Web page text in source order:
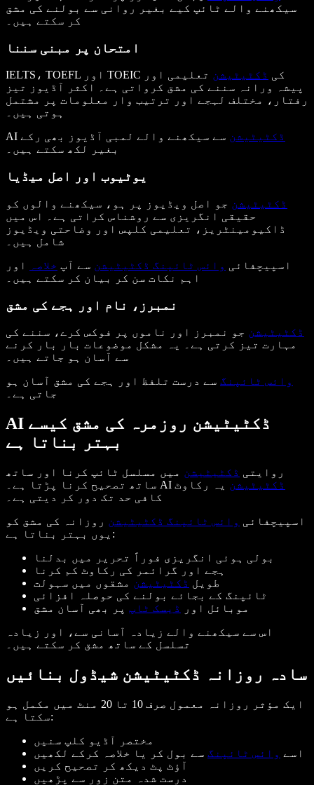
سیکھنے والے ٹائپ کیے بغیر روانی سے بولنے کی مشق
کر سکتے ہیں۔
امتحان پر مبنی سننا
IELTS، TOEFL اور TOEIC کی ڈکٹیٹیشن تعلیمی اور
پیشہ ورانہ سننے کی مشق کرواتی ہے۔ اکثر آڈیوز تیز
رفتار، مختلف لہجے اور ترتیب وار معلومات پر مشتمل
ہوتی ہیں۔
AI
ڈکٹیٹیشن سے سیکھنے والے لمبی آڈیوز بھی رکے
بغیر لکھ سکتے ہیں۔
یوٹیوب اور اصل میڈیا
ڈکٹیٹیشن جو اصل ویڈیوز پر ہو، سیکھنے والوں کو
حقیقی انگریزی سے روشناس کراتی ہے۔ اس میں
ڈاکیومینٹریز، تعلیمی کلپس اور وضاحتی ویڈیوز
شامل ہیں۔
اسپیچفائی وائس ٹائپنگ ڈکٹیٹیشن سے آپ خلاصہ
اور
اہم نکات سن کر بیان کر سکتے ہیں۔
نمبرز، نام اور ہجے کی مشق
ڈکٹیٹیشن جو نمبرز اور ناموں پر فوکس کرے، سننے کی
مہارت تیز کرتی ہے۔ یہ مشکل موضوعات بار بار کرنے
سے آسان ہو جاتے ہیں۔
وائس ٹائپنگ سے درست تلفظ اور ہجے کی مشق آسان ہو
جاتی ہے۔
AI ڈکٹیٹیشن روزمرہ کی مشق کیسے
بہتر بناتا ہے
روایتی ڈکٹیٹیشن میں مسلسل ٹائپ کرنا اور ساتھ
ساتھ تصحیح کرنا پڑتا ہے۔ AI
ڈکٹیٹیشن یہ رکاوٹ
کافی حد تک دور کر دیتی ہے۔
اسپیچفائی وائس ٹائپنگ ڈکٹیٹیشن روزانہ کی مشق کو
یوں بہتر بناتا ہے:
بولی ہوئی انگریزی فوراً تحریر میں بدلنا
ہجے اور گرائمر کی رکاوٹ کم کرنا
طویل ڈکٹیٹیشن مشقوں میں سہولت
ٹائپنگ کے بجائے بولنے کی حوصلہ افزائی
موبائل اور
ڈیسک ٹاپ پر بھی آسان مشق
اس سے سیکھنے والے زیادہ آسانی سے، اور زیادہ
تسلسل کے ساتھ مشق کر سکتے ہیں۔
سادہ روزانہ ڈکٹیٹیشن شیڈول بنائیں
ایک مؤثر روزانہ معمول صرف 10 تا 20 منٹ میں مکمل ہو
سکتا ہے:
مختصر آڈیو کلپ سنیں
اسے وائس ٹائپنگ سے بول کر یا خلاصہ کرکے لکھیں
آؤٹ پٹ دیکھ کر تصحیح کریں
درست شدہ متن زور سے پڑھیں